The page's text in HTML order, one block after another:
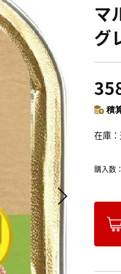
マ
グ
積
在庫
購入数：